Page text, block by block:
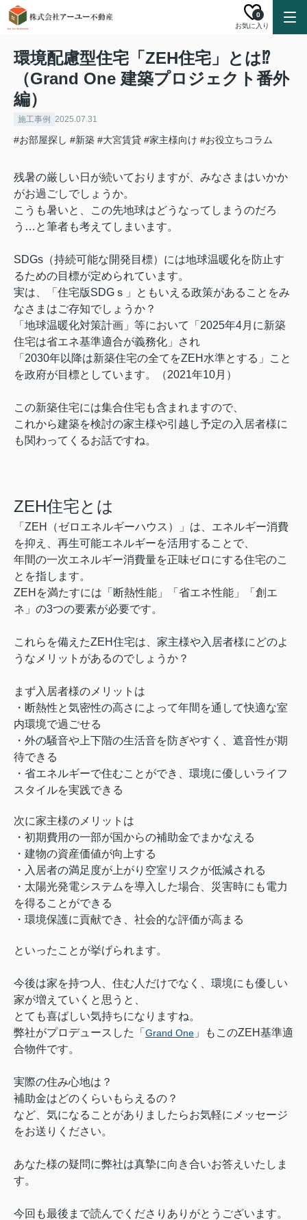
お気に入り
0
環境配慮型住宅「ZEH住宅」とは⁉
（Grand One 建築プロジェクト番外
編）
施工事例 2025.07.31
#お部屋探し #新築 #大宮賃貸 #家主様向け #お役立ちコラム
残暑の厳しい日が続いておりますが、みなさまはいかか
がお過ごしでしょうか。
こうも暑いと、この先地球はどうなってしまうのだろ
う…と筆者も考えてしまいます。
SDGs（持続可能な開発目標）には地球温暖化を防止す
るための目標が定められています。
実は、「住宅版SDGｓ」ともいえる政策があることをみ
なさまはご存知でしょうか？
「地球温暖化対策計画」等において
「2025年4月に新築
住宅は省エネ基準適合が義務化 」され
「2030年以降は新築住宅の全てをZEH水準とする」こと
を政府が目標としています。（2021年10月）
この新築住宅には集合住宅も含まれますので、
これから建築を検討の家主様や引越し予定の入居者様に
も関わってくるお話ですね。
ZEH住宅とは
「ZEH（ゼロエネルギーハウス）」は、 エネルギー消費
を抑え、再生可能エネルギーを活用することで、
年間の一次エネルギー消費量を正味ゼロにする住宅のこ
とを指します。
ZEHを満たすには「断熱性能」「省エネ性能」「創エ
ネ」の3つの要素が必要です。
これらを備えたZEH住宅は、家主様や入居者様にどのよ
うなメリットがあるのでしょうか？
まず入居者様のメリットは
・断熱性と気密性の高さによって年間を通して快適な室
内環境で過ごせる
・外の騒音や上下階の生活音を防ぎやすく、遮音性が期
待できる
・省エネルギーで住むことができ、環境に優しいライフ
スタイルを実践できる
次に家主様のメリットは
・初期費用の一部が国からの補助金でまかなえる
・建物の資産価値が向上する
・入居者の満足度が上がり 空室リスクが低減される
・太陽光発電システムを導入した場合、災害時にも電力
を得ることができる
・環境保護に貢献でき、 社会的な評価が高まる
といったことが挙げられます。
今後は家を持つ人、住む人だけでなく、環境にも優しい
家が増えていくと 思うと、
とても喜ばしい気持ちになりますね。
弊社がプロデュースした「 Grand One 」もこのZEH基準適
合物件です。
実際の住み心地は？
補助金はどのくらいもらえるの？
など、気になることがありましたらお気軽にメッセージ
をお送りください。
あなた様の疑問に弊社は真摯に向き合いお答えいたしま
す。
今回も最後まで読んでくださりありがとうございます。